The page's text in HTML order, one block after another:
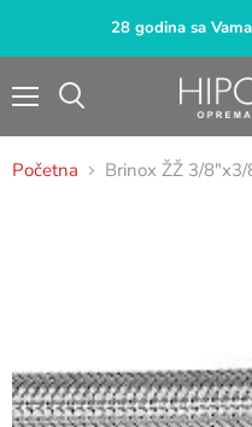
28 godina sa
Početna Brinox ŽŽ 3/